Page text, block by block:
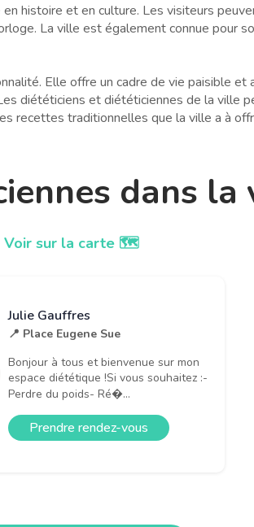
histoire et en culture. Les visiteurs
La ville est également connue pour
Elle offre un cadre de vie paisible et
diététiciens et diététiciennes de la ville
recettes traditionnelles que la ville a à
dans la
Voir sur la carte 🗺️
Julie Gauffres
📍 Place Eugene Sue
Bonjour à tous et bienvenue sur mon
espace diététique !Si vous souhaitez :-
Perdre du poids- Ré�...
Prendre rendez-vous